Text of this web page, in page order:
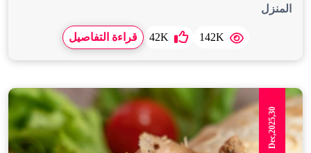
المنزل
142K
42K قراءة التفاصيل
Dec,2025,30